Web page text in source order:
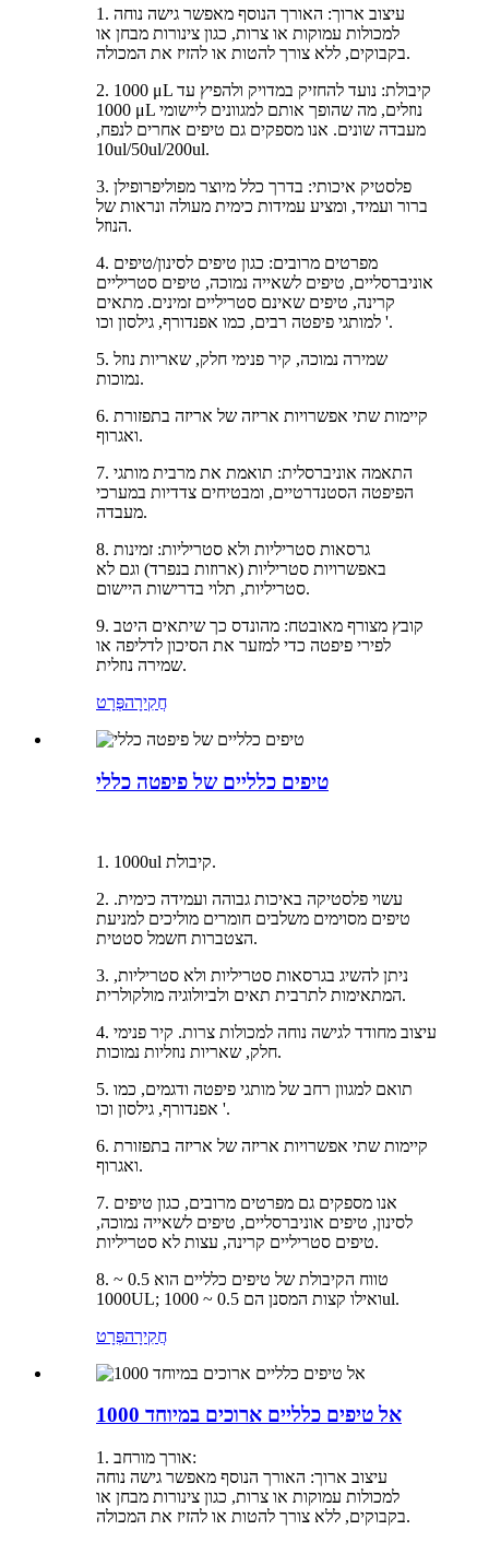
1. עיצוב ארוך: האורך הנוסף מאפשר גישה נוחה
למכולות עמוקות או צרות, כגון צינורות מבחן או
בקבוקים, ללא צורך להטות או להזיז את המכולה.
2. 1000 μL קיבולת: נועד להחזיק במדויק ולהפיץ עד
1000 μL נוזלים, מה שהופך אותם למגוונים ליישומי
מעבדה שונים. אנו מספקים גם טיפים אחרים לנפח,
10ul/50ul/200ul.
3. פלסטיק איכותי: בדרך כלל מיוצר מפוליפרופילן
ברור ועמיד, ומציע עמידות כימית מעולה ונראות של
הנוזל.
4. מפרטים מרובים: כגון טיפים לסינון/טיפים
אוניברסליים, טיפים לשאייה נמוכה, טיפים סטריליים
קרינה, טיפים שאינם סטריליים זמינים. מתאים
למותגי פיפטה רבים, כמו אפנדורף, גילסון וכו '.
5. שמירה נמוכה, קיר פנימי חלק, שאריות נוזל
נמוכות.
6. קיימות שתי אפשרויות אריזה של אריזה בתפזורת
ואגרוף.
7. התאמה אוניברסלית: תואמת את מרבית מותגי
הפיפטה הסטנדרטיים, ומבטיחים צדדיות במערכי
מעבדה.
8. גרסאות סטריליות ולא סטריליות: זמינות
באפשרויות סטריליות (ארוזות בנפרד) וגם לא
סטריליות, תלוי בדרישות היישום.
9. קובץ מצורף מאובטח: מהונדס כך שיתאים היטב
לפירי פיפטה כדי למזער את הסיכון לדליפה או
שמירה נוזלית.
חֲקִירָהפְּרָט
טיפים כלליים של פיפטה כללי
1. 1000ul קיבולת.
2. עשוי פלסטיקה באיכות גבוהה ועמידה כימית.
טיפים מסוימים משלבים חומרים מוליכים למניעת
הצטברות חשמל סטטית.
3. ניתן להשיג בגרסאות סטריליות ולא סטריליות,
המתאימות לתרבית תאים ולביולוגיה מולקולרית.
4. עיצוב מחודד לגישה נוחה למכולות צרות. קיר פנימי
חלק, שאריות נוזליות נמוכות.
5. תואם למגוון רחב של מותגי פיפטה ודגמים, כמו
אפנדורף, גילסון וכו '.
6. קיימות שתי אפשרויות אריזה של אריזה בתפזורת
ואגרוף.
7. אנו מספקים גם מפרטים מרובים, כגון טיפים
לסינון, טיפים אוניברסליים, טיפים לשאייה נמוכה,
טיפים סטריליים קרינה, עצות לא סטריליות.
8. טווח הקיבולת של טיפים כלליים הוא 0.5 ~
1000UL; ואילו קצות המסנן הם 0.5 ~ 1000ul.
חֲקִירָהפְּרָט
1000 אל טיפים כלליים ארוכים במיוחד
1. אורך מורחב:
עיצוב ארוך: האורך הנוסף מאפשר גישה נוחה
למכולות עמוקות או צרות, כגון צינורות מבחן או
בקבוקים, ללא צורך להטות או להזיז את המכולה.